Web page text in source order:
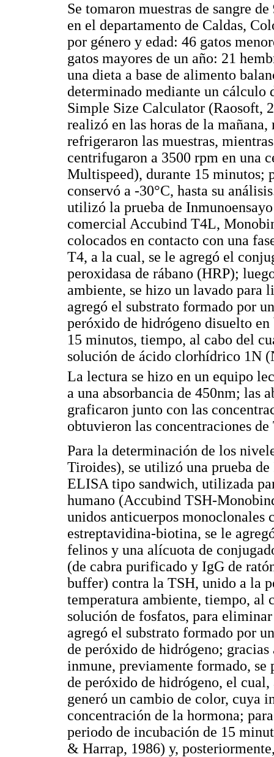
Se tomaron muestras de sangre
en el departamento de Caldas,
por género y edad: 46 gatos
gatos mayores de un año: 21
una dieta a base de alimento
determinado mediante un
Simple Size Calculator (Raosoft,
realizó en las horas de la
refrigeraron las muestras,
centrifugaron a 3500 rpm en una
Multispeed), durante 15 minutos;
conservó a -30°C, hasta su
utilizó la prueba de
comercial Accubind T4L,
colocados en contacto con una
T4, a la cual, se le agregó el
peroxidasa de rábano (HRP);
ambiente, se hizo un lavado para
agregó el substrato formado por
peróxido de hidrógeno disuelto
15 minutos, tiempo, al cabo del
solución de ácido clorhídrico 1N
La lectura se hizo en un equipo
a una absorbancia de 450nm; las
graficaron junto con las
obtuvieron las concentraciones
Para la determinación de los
Tiroides), se utilizó una prueba
ELISA tipo sandwich, utilizada
humano (Accubind TSH-
unidos anticuerpos monoclonales
estreptavidina-biotina, se le
felinos y una alícuota de
(de cabra purificado y IgG de
buffer) contra la TSH, unido a la
temperatura ambiente, tiempo, al
solución de fosfatos, para
agregó el substrato formado por
de peróxido de hidrógeno;
inmune, previamente formado,
de peróxido de hidrógeno, el
generó un cambio de color, cuya
concentración de la hormona;
periodo de incubación de 15
& Harrap, 1986) y,